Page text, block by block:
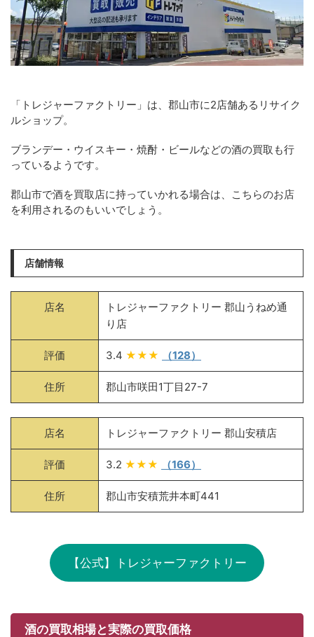
「トレジャーファクトリー」は、郡山市に2店舗あるリサイク
ルショップ。
ブランデー・ウイスキー・焼酎・ビールなどの酒の買取も行
っているようです。
郡山市で酒を買取店に持っていかれる場合は、こちらのお店
を利用されるのもいいでしょう。
店舗情報
店名
トレジャーファクトリー 郡山うねめ通
り店
評価 3.4 ★★★ （128）
住所 郡山市咲田1丁目27-7
店名 トレジャーファクトリー 郡山安積店
評価 3.2 ★★★ （166）
住所 郡山市安積荒井本町441
【公式】トレジャーファクトリー
酒の買取相場と実際の買取価格